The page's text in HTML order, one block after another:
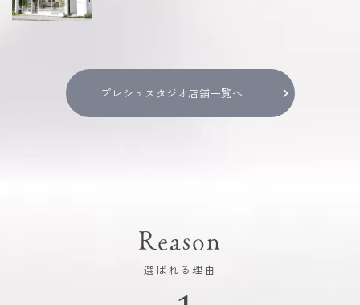
プレシュスタジオ店舗一覧へ
Reason
選ばれる理由